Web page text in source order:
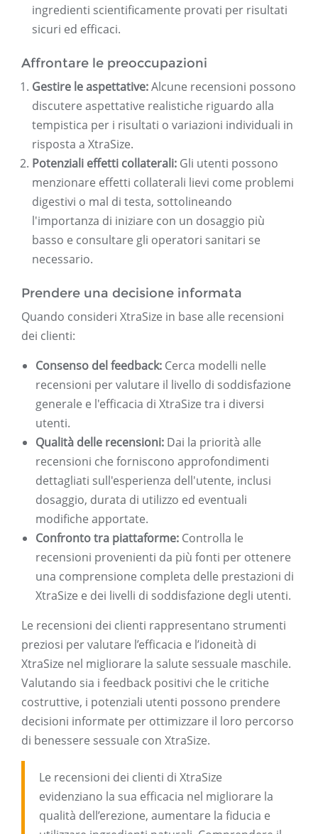
ingredienti scientificamente provati per risultati
sicuri ed efficaci.
Affrontare le preoccupazioni
Gestire le aspettative:Alcune recensioni possono
discutere aspettative realistiche riguardo alla
tempistica per i risultati o variazioni individuali in
risposta a XtraSize.
Potenziali effetti collaterali: Gli utenti possono
menzionare effetti collaterali lievi come problemi
digestivi o mal di testa, sottolineando
l'importanza di iniziare con un dosaggio più
basso e consultare gli operatori sanitari se
necessario.
Prendere una decisione informata
Quando consideri XtraSize in base alle recensioni
dei clienti:
Consenso del feedback: Cerca modelli nelle
recensioni per valutare il livello di soddisfazione
generale e l'efficacia di XtraSize tra i diversi
utenti.
Qualità delle recensioni: Dai la priorità alle
recensioni che forniscono approfondimenti
dettagliati sull'esperienza dell'utente, inclusi
dosaggio, durata di utilizzo ed eventuali
modifiche apportate.
Confronto tra piattaforme: Controlla le
recensioni provenienti da più fonti per ottenere
una comprensione completa delle prestazioni di
XtraSize e dei livelli di soddisfazione degli utenti.
Le recensioni dei clienti rappresentano strumenti
preziosi per valutare l’efficacia e l’idoneità di
XtraSize nel migliorare la salute sessuale maschile.
Valutando sia i feedback positivi che le critiche
costruttive, i potenziali utenti possono prendere
decisioni informate per ottimizzare il loro percorso
di benessere sessuale con XtraSize.
Le recensioni dei clienti di XtraSize
evidenziano la sua efficacia nel migliorare la
qualità dell’erezione, aumentare la fiducia e